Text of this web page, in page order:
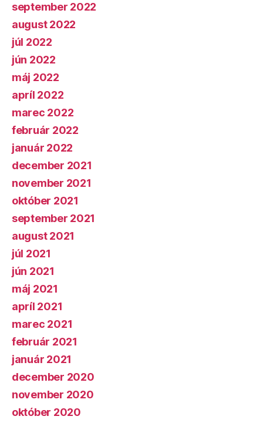
september 2022
august 2022
júl 2022
jún 2022
máj 2022
apríl 2022
marec 2022
február 2022
január 2022
december 2021
november 2021
október 2021
september 2021
august 2021
júl 2021
jún 2021
máj 2021
apríl 2021
marec 2021
február 2021
január 2021
december 2020
november 2020
október 2020